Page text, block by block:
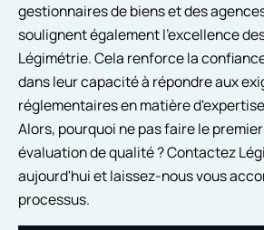
gestionnaires de biens et des
soulignent également l'excellence
Légimétrie. Cela renforce la
dans leur capacité à répondre aux
réglementaires en matière
Alors, pourquoi ne pas faire le
évaluation de qualité ? Contactez
aujourd'hui et laissez-nous vous
processus.